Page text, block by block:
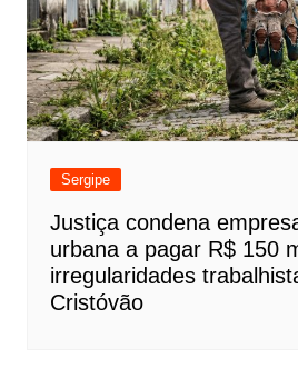
Sergipe
Justiça condena
urbana a pagar R$ 150
irregularidades
Cristóvão